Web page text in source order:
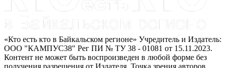
«Кто есть кто в Байкальском регионе» Учредитель и Издатель:
ООО "КАМПУС38" Рег ПИ № ТУ 38 - 01081 от 15.11.2023.
Контент не может быть воспроизведен в любой форме без